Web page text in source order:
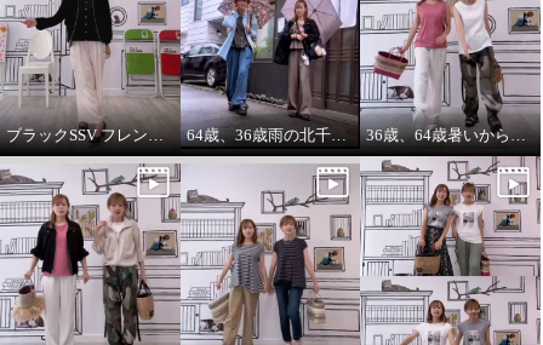
ブラックSSV フレンチシャツにブラックブルゾン so cool! 64歳、36歳雨の北千住迷路散歩 36歳、64歳暑いから ノースリーブ必須‼️暑いから腕は出す‼️